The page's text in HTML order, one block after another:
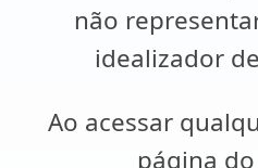
não
idealizador
Ao acessar
página